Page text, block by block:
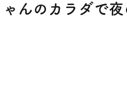
ゃんのカラダで